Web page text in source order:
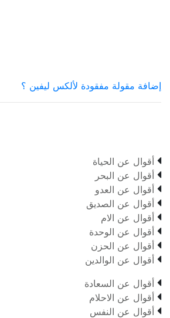
إضافة مقولة مفقودة لألكس ليفين ؟
 أقوال عن الحياة
 أقوال عن البحر
 أقوال عن العدو
 أقوال عن الصديق
 أقوال عن الام
 أقوال عن الوحدة
 أقوال عن الحزن
 أقوال عن الوالدين
 أقوال عن السعادة
 أقوال عن الاحلام
 أقوال عن النفس